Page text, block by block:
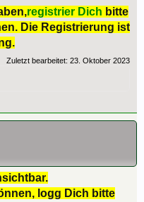
registrier Dich bitte
Die Registrierung ist
Zuletzt bearbeitet: 23. Oktober 2023
logg Dich bitte